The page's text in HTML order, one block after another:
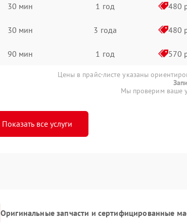
30 мин 1 год 480
30 мин 3 года 480
90 мин 1 год 570
Цены в прайс-листе указаны
Мы проверим ваше
Показать все услуги
Оригинальные запчасти и сертифицированные